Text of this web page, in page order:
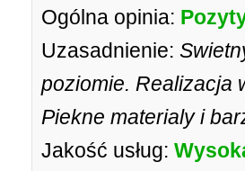
Ogólna opinia:
Uzasadnienie:
poziomie. Realizacja
Piekne materialy i
Jakość usług: